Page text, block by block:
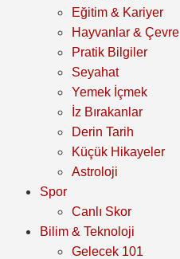
Eğitim & Kariyer
Hayvanlar & Çevre
Pratik Bilgiler
Seyahat
Yemek İçmek
İz Bırakanlar
Derin Tarih
Küçük Hikayeler
Astroloji
Spor
Canlı Skor
Bilim & Teknoloji
Gelecek 101